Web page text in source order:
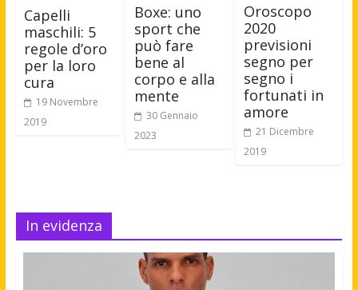
Capelli
maschili: 5
regole d’oro
per la loro
cura
19 Novembre
2019
Boxe: uno
sport che
può fare
bene al
corpo e alla
mente
30 Gennaio
2023
Oroscopo
2020
previsioni
segno per
segno i
fortunati in
amore
21 Dicembre
2019
In evidenza